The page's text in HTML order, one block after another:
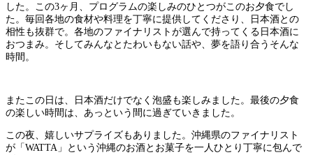
した。この3ヶ月、プログラムの楽しみのひとつがこのお夕食でし
た。毎回各地の食材や料理を丁寧に提供してくださり、日本酒との
相性も抜群で。各地のファイナリストが選んで持ってくる日本酒に
おつまみ。そしてみんなとたわいもない話や、夢を語り合うそんな
時間。
またこの日は、日本酒だけでなく泡盛も楽しみました。最後の夕食
の楽しい時間は、あっという間に過ぎていきました。
この夜、嬉しいサプライズもありました。沖縄県のファイナリスト
が「WATTA」という沖縄のお酒とお菓子を一人ひとり丁寧に包んで